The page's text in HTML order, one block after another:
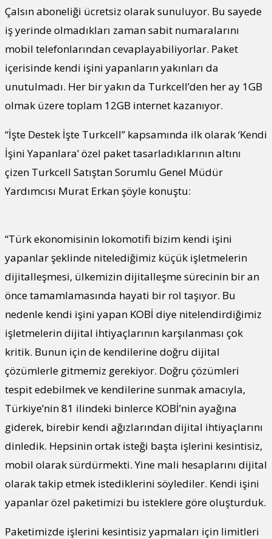
Çalsın aboneliği ücretsiz olarak sunuluyor. Bu sayede
iş yerinde olmadıkları zaman sabit numaralarını
mobil telefonlarından cevaplayabiliyorlar. Paket
içerisinde kendi işini yapanların yakınları da
unutulmadı. Her bir yakın da Turkcell’den her ay 1GB
olmak üzere toplam 12GB internet kazanıyor.
“İşte Destek İşte Turkcell” kapsamında ilk olarak ‘Kendi
İşini Yapanlara’ özel paket tasarladıklarının altını
çizen Turkcell Satıştan Sorumlu Genel Müdür
Yardımcısı Murat Erkan şöyle konuştu:
“Türk ekonomisinin lokomotifi bizim kendi işini
yapanlar şeklinde nitelediğimiz küçük işletmelerin
dijitalleşmesi, ülkemizin dijitalleşme sürecinin bir an
önce tamamlamasında hayati bir rol taşıyor. Bu
nedenle kendi işini yapan KOBİ diye nitelendirdiğimiz
işletmelerin dijital ihtiyaçlarının karşılanması çok
kritik. Bunun için de kendilerine doğru dijital
çözümlerle gitmemiz gerekiyor. Doğru çözümleri
tespit edebilmek ve kendilerine sunmak amacıyla,
Türkiye’nin 81 ilindeki binlerce KOBİ’nin ayağına
giderek, birebir kendi ağızlarından dijital ihtiyaçlarını
dinledik. Hepsinin ortak isteği başta işlerini kesintisiz,
mobil olarak sürdürmekti. Yine mali hesaplarını dijital
olarak takip etmek istediklerini söylediler. Kendi işini
yapanlar özel paketimizi bu isteklere göre oluşturduk.
Paketimizde işlerini kesintisiz yapmaları için limitleri